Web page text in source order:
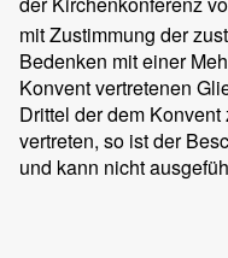
mit Zustimmung der
Bedenken mit einer
Konvent vertretenen
Drittel der dem
vertreten, so ist der
und kann nicht